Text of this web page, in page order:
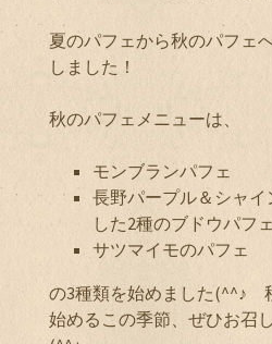
夏のパフェから秋のパフェ
しました！
秋のパフェメニューは、
モンブランパフェ
長野パープル＆シャ
した2種のブドウパフェ
サツマイモのパフェ
の3種類を始めました(^^♪
始めるこの季節、ぜひお召